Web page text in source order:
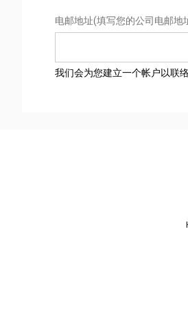
电邮地址(填写您的公司电邮地
我们会为您建立一个帐户以联